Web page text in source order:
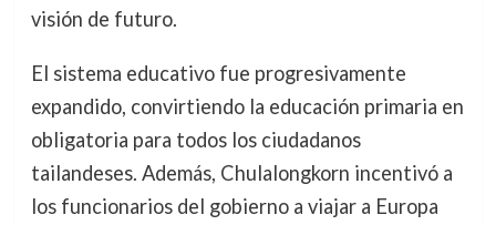
visión de futuro.
El sistema educativo fue progresivamente
expandido, convirtiendo la educación primaria en
obligatoria para todos los ciudadanos
tailandeses. Además, Chulalongkorn incentivó a
los funcionarios del gobierno a viajar a Europa